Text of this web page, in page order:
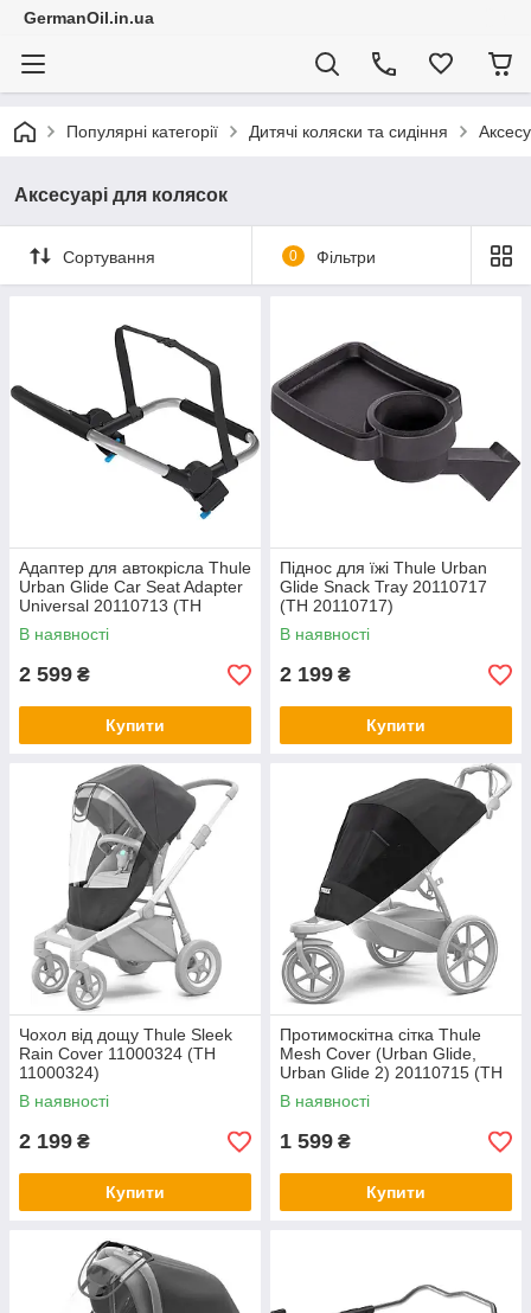
GermanOil.in.ua
Популярні категорії Дитячі коляски та сидіння
Аксесуарі для колясок
Сортування 0 Фільтри
Адаптер для автокрісла Thule
Urban Glide Car Seat Adapter
Universal 20110713 (TH
20110713)
В наявності
2 599 ₴
Купити
Піднос для їжі Thule Urban
Glide Snack Tray 20110717
(TH 20110717)
В наявності
2 199 ₴
Купити
Чохол від дощу Thule Sleek
Rain Cover 11000324 (TH
11000324)
В наявності
2 199 ₴
Купити
Протимоскітна сітка Thule
Mesh Cover (Urban Glide,
Urban Glide 2) 20110715 (TH
20110715)
В наявності
1 599 ₴
Купити